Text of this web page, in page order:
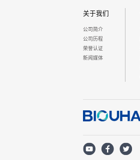
关于我们
公司简介
公司历程
荣誉认证
新闻媒体